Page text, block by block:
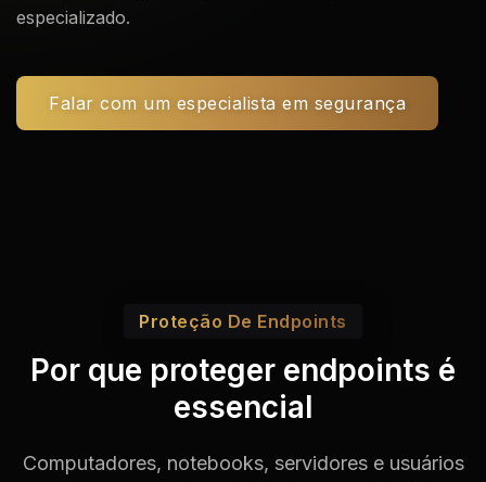
especializado.
Falar com um especialista em segurança
Proteção De Endpoints
Por que proteger endpoints é
essencial
Computadores, notebooks, servidores e usuários